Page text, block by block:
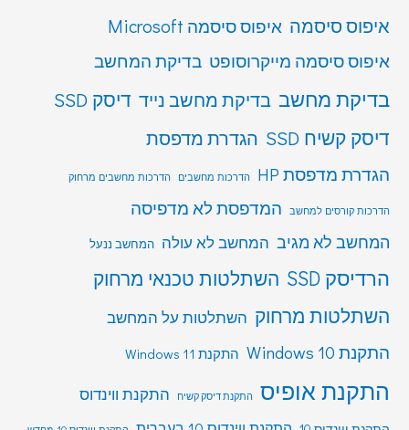
איפוס סיסמה איפוס סיסמה Microsoft
איפוס סיסמה מייקרוסופט בדיקת המחשב
בדיקת מחשב בדיקת מחשב נייד דיסק SSD
דיסק קשיח SSD
הגדרת מדפסת
הגדרת מדפסת HP הדרכות מחשבים הדרכות מחשבים מרחוק
הדרכות קורסים למחשב המדפסת לא מדפיסה
המחשב לא מגיב המחשב לא עולה המחשב ננעל
הרדיסק SSD
השתלטות טכנאי מרחוק
השתלטות מרחוק השתלטות על המחשב
התקנת Windows 10 התקנת Windows 11
התקנת אופיס התקנת דיסק קשיח התקנת ווינדוס